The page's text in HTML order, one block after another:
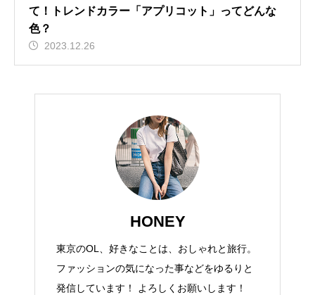
て！トレンドカラー「アプリコット」ってどんな
色？
2023.12.26
HONEY
東京のOL、好きなことは、おしゃれと旅行。
ファッションの気になった事などをゆるりと
発信しています！ よろしくお願いします！